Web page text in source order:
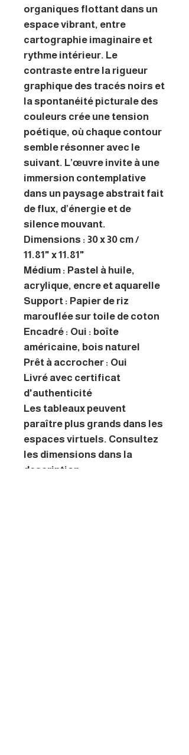
organiques flottant dans un
espace vibrant, entre
cartographie imaginaire et
rythme intérieur. Le
contraste entre la rigueur
graphique des tracés noirs et
la spontanéité picturale des
couleurs crée une tension
poétique, où chaque contour
semble résonner avec le
suivant. L’œuvre invite à une
immersion contemplative
dans un paysage abstrait fait
de flux, d’énergie et de
silence mouvant.
Dimensions : 30 x 30 cm /
11.81" x 11.81"
Médium : Pastel à huile,
acrylique, encre et aquarelle
Support : Papier de riz
marouflée sur toile de coton
Encadré : Oui : boîte
américaine, bois naturel
Prêt à accrocher : Oui
Livré avec certificat
d'authenticité
Les tableaux peuvent
paraître plus grands dans les
espaces virtuels. Consultez
les dimensions dans la
description.